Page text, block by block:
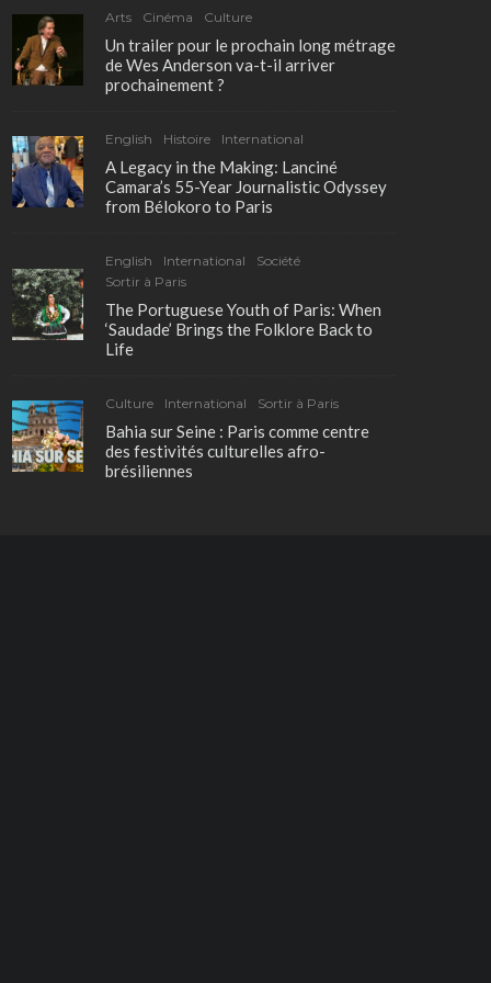
Arts Cinéma Culture
Un trailer pour le prochain long métrage
de Wes Anderson va-t-il arriver
prochainement ?
English Histoire International
A Legacy in the Making: Lanciné
Camara’s 55-Year Journalistic Odyssey
from Bélokoro to Paris
English International
Société
Sortir à Paris
The Portuguese Youth of Paris: When
‘Saudade’ Brings the Folklore Back to
Life
Culture International Sortir à Paris
Bahia sur Seine : Paris comme centre
des festivités culturelles afro-
brésiliennes